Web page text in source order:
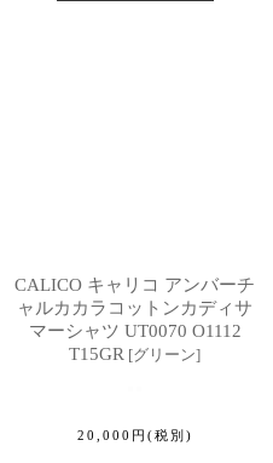
CALICO キャリコ アンバーチ
ャルカカラコットンカディサ
マーシャツ UT0070 O1112
T15GR [グリーン]
20,000 円 (税別)